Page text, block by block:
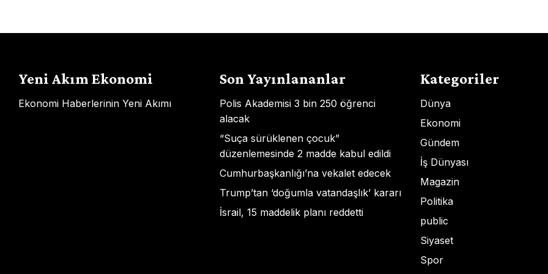
Yeni Akım Ekonomi
Ekonomi Haberlerinin Yeni Akımı
Son Yayınlananlar
Polis Akademisi 3 bin 250 öğrenci
alacak
“Suça sürüklenen çocuk”
düzenlemesinde 2 madde kabul edildi
Cumhurbaşkanlığı’na vekalet edecek
Trump’tan ‘doğumla vatandaşlık’ kararı
İsrail, 15 maddelik planı reddetti
Kategoriler
Dünya
Ekonomi
Gündem
İş Dünyası
Magazin
Politika
public
Siyaset
Spor